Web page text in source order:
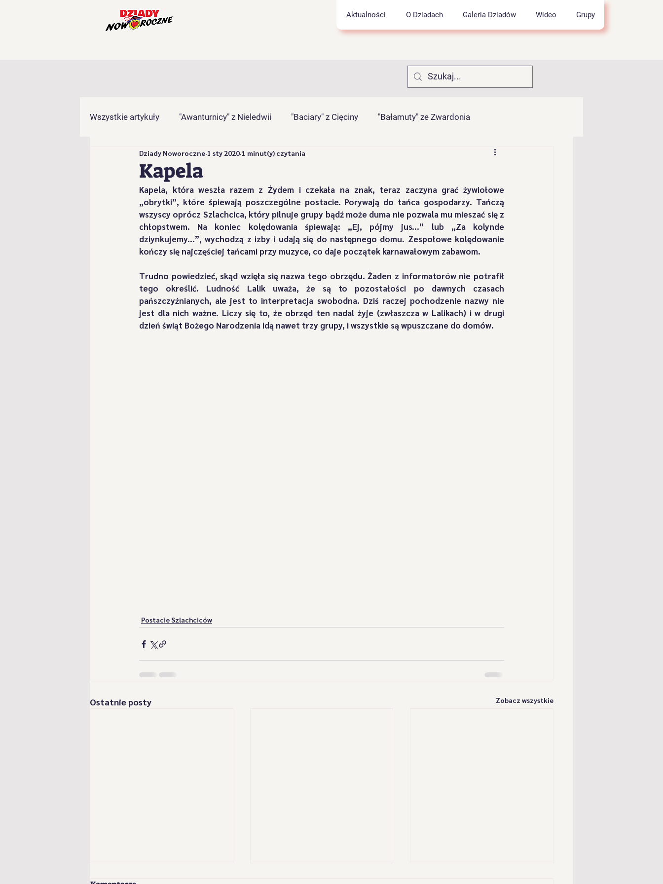
Aktualności O Dziadach Galeria Dziadów Wideo Grupy
Wszystkie artykuły "Awanturnicy" z Nieledwii "Baciary" z Cięciny "Bałamuty" ze Zwardonia
"Gronicki" z Brzuśnika "Harnasie" z Łyngu "Juhasy" z Szarego
"Kamieńcoki" z Milówki "Pietrasianie" z Nieledwii "Pawliczanie" z Lalik "Proćpok" z Kamesznicy
"Przebierańcy spod Klimowej Grapy" "Przebierańcy" z Górnej Żabnicy "Przybłędy" z Przybędzy
"Romanka" z Żabnicy "Rozbójnicy" z Suchego "Świerki' z Prusowa "Wyrwicisy" z Cisca Postacie
Szlachcice z Kamesznicy Wszystkie artykuły Osiągnięcia "Bucki spod Snozy" z Milówki
Kapela
Dziady Noworoczne 1 sty 2020 1 minut(y) czytania
Kapela, która weszła razem z Żydem i czekała na znak, teraz zaczyna grać żywiołowe
„obrytki”, które śpiewają poszczególne postacie. Porywają do tańca gospodarzy. Tańczą
wszyscy oprócz Szlachcica, który pilnuje grupy bądź może duma nie pozwala mu mieszać się z
chłopstwem. Na koniec kolędowania śpiewają: „Ej, pójmy jus...” lub „Za kolynde
dziynkujemy...”, wychodzą z izby i udają się do następnego domu. Zespołowe kolędowanie
kończy się najczęściej tańcami przy muzyce, co daje początek karnawałowym zabawom.
Trudno powiedzieć, skąd wzięła się nazwa tego obrzędu. Żaden z informatorów nie potrafił
tego określić. Ludność Lalik uważa, że są to pozostałości po dawnych czasach
pańszczyźnianych, ale jest to interpretacja swobodna. Dziś raczej pochodzenie nazwy nie
jest dla nich ważne. Liczy się to, że obrzęd ten nadal żyje (zwłaszcza w Lalikach) i w drugi
dzień świąt Bożego Narodzenia idą nawet trzy grupy, i wszystkie są wpuszczane do domów.
Postacie Szlachciców
Ostatnie posty Zobacz wszystkie